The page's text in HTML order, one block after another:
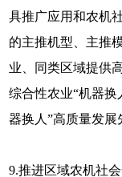
具推广应用和农机
的主推机型、主推
业、同类区域提供
综合性农业“机器换
器换人”高质量发展
9.推进区域农机社